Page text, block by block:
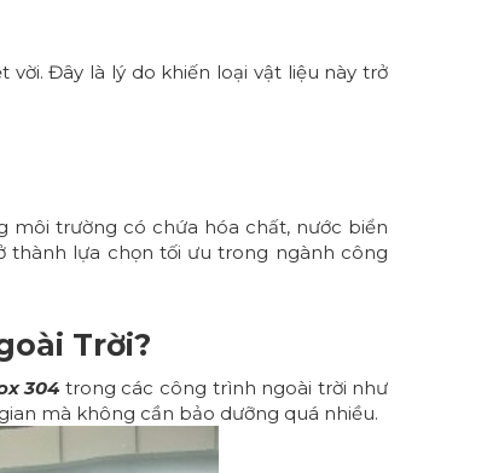
Đây là lý do khiến loại vật liệu này trở
môi trường có chứa hóa chất, nước biển
lựa chọn tối ưu trong ngành công
Trời?
304trong các công trình ngoài trời như
mà không cần bảo dưỡng quá nhiều.